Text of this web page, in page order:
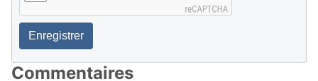
Enregistrer
Commentaires